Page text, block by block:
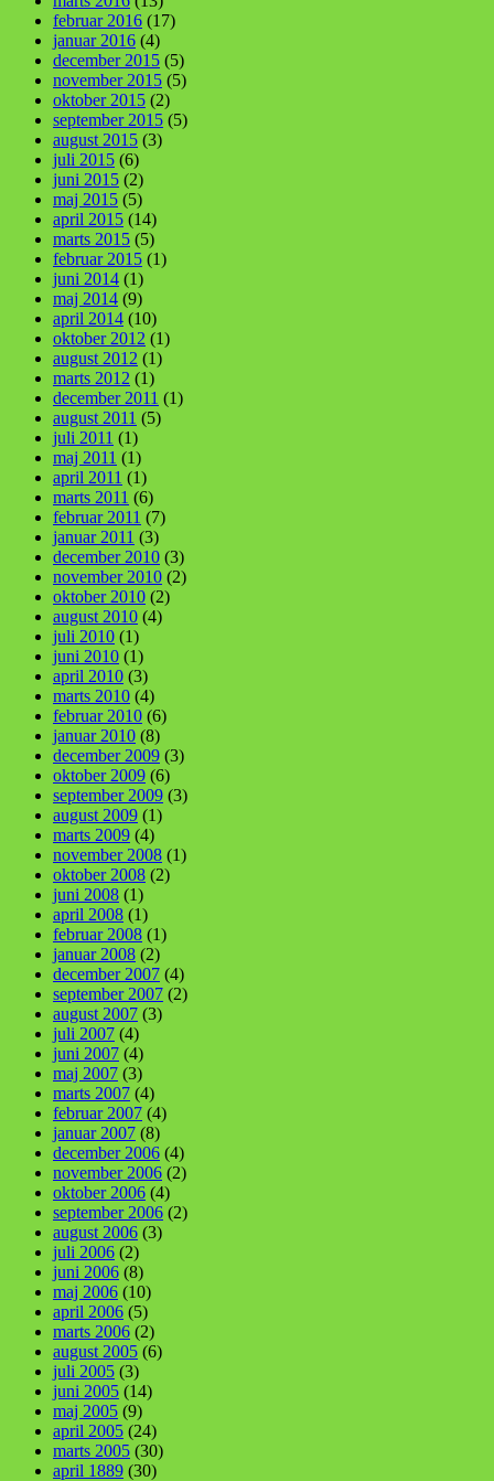
februar 2016 (17)
januar 2016 (4)
december 2015 (5)
november 2015 (5)
oktober 2015 (2)
september 2015 (5)
august 2015 (3)
juli 2015 (6)
juni 2015 (2)
maj 2015 (5)
april 2015 (14)
marts 2015 (5)
februar 2015 (1)
juni 2014 (1)
maj 2014 (9)
april 2014 (10)
oktober 2012 (1)
august 2012 (1)
marts 2012 (1)
december 2011 (1)
august 2011 (5)
juli 2011 (1)
maj 2011 (1)
april 2011 (1)
marts 2011 (6)
februar 2011 (7)
januar 2011 (3)
december 2010 (3)
november 2010 (2)
oktober 2010 (2)
august 2010 (4)
juli 2010 (1)
juni 2010 (1)
april 2010 (3)
marts 2010 (4)
februar 2010 (6)
januar 2010 (8)
december 2009 (3)
oktober 2009 (6)
september 2009 (3)
august 2009 (1)
marts 2009 (4)
november 2008 (1)
oktober 2008 (2)
juni 2008 (1)
april 2008 (1)
februar 2008 (1)
januar 2008 (2)
december 2007 (4)
september 2007 (2)
august 2007 (3)
juli 2007 (4)
juni 2007 (4)
maj 2007 (3)
marts 2007 (4)
februar 2007 (4)
januar 2007 (8)
december 2006 (4)
november 2006 (2)
oktober 2006 (4)
september 2006 (2)
august 2006 (3)
juli 2006 (2)
juni 2006 (8)
maj 2006 (10)
april 2006 (5)
marts 2006 (2)
august 2005 (6)
juli 2005 (3)
juni 2005 (14)
maj 2005 (9)
april 2005 (24)
marts 2005 (30)
april 1889 (30)